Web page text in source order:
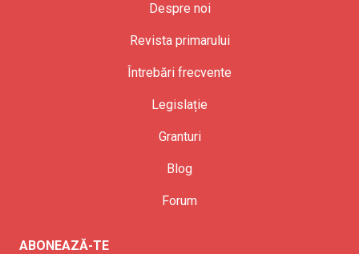
Despre noi
Revista primarului
Întrebări frecvente
Legislație
Granturi
Blog
Forum
ABONEAZĂ-TE